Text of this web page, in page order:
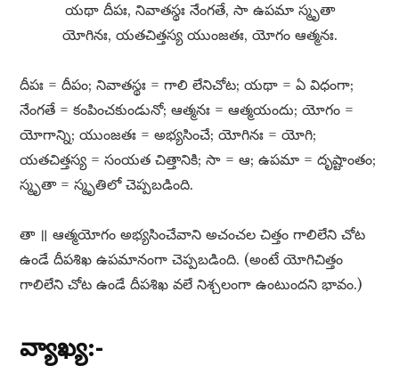
యథా దీపః, నివాతస్థః నేంగతే, సా ఉపమా స్మృతా
యోగినః, యతచిత్తస్య యుంజతః, యోగం ఆత్మనః.
దీపః = దీపం; నివాతస్థః = గాలి లేనిచోట; యథా = ఏ విధంగా;
నేంగతే = కంపించకుండునో; ఆత్మనః = ఆత్మయందు; యోగం =
యోగాన్ని; యుంజతః = అభ్యసించే; యోగినః = యోగి;
యతచిత్తస్య = సంయత చిత్తానికి; సా = ఆ; ఉపమా = దృష్టాంతం;
స్మృతా = స్మృతిలో చెప్పబడింది.
తా ॥ ఆత్మయోగం అభ్యసించేవాని అచంచల చిత్తం గాలిలేని చోట
ఉండే దీపశిఖ ఉపమానంగా చెప్పబడింది. (అంటే యోగిచిత్తం
గాలిలేని చోట ఉండే దీపశిఖ వలే నిశ్చలంగా ఉంటుందని భావం.)
వ్యాఖ్య:-